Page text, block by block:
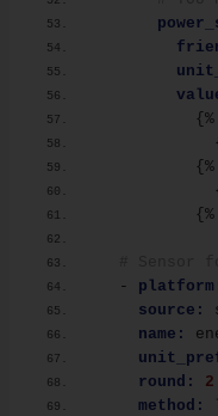
{
{
{
  -
source:
name:
round:
2
method: